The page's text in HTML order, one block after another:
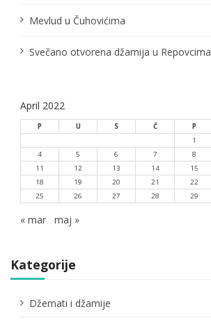
kMevlud u Čuhovićima
Svečano otvorena džamija u Repovcima
April 2022
P U S Č P
1
4
5 6 7 8
11
12 13 14 15
18
19 20 21 22
25
26 27 28 29
« mar maj »
Kategorije
Džemati i džamije